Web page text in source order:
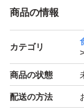
ておりません。
・購入意思のな
・20歳未満の方
・段ボールでの
商品の情報
カテゴリ
商品の状態
配送の方法